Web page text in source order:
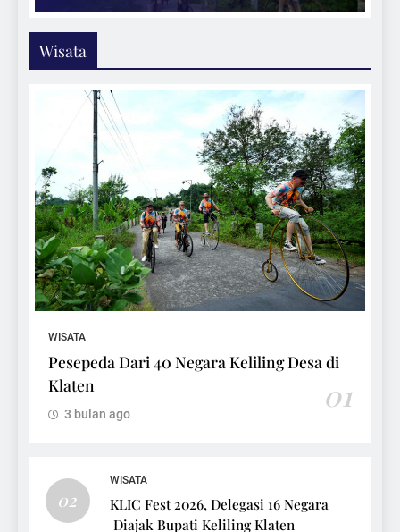
Wisata
WISATA
Pesepeda Dari 40 Negara Keliling Desa di
Klaten
01
3 bulan ago
02
WISATA
KLIC Fest 2026, Delegasi 16 Negara
Diajak Bupati Keliling Klaten